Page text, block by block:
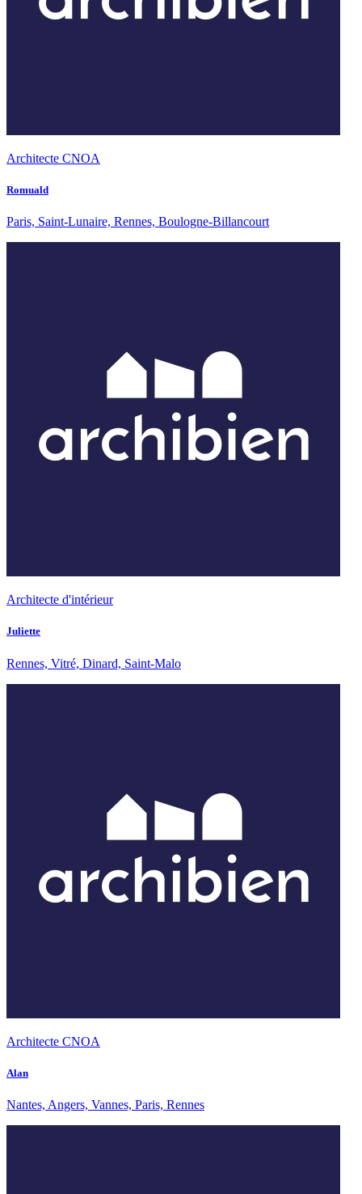
Architecte CNOA
Romuald
Paris, Saint-Lunaire, Rennes, Boulogne-Billancourt
Architecte d'intérieur
Juliette
Rennes, Vitré, Dinard, Saint-Malo
Architecte CNOA
Alan
Nantes, Angers, Vannes, Paris, Rennes